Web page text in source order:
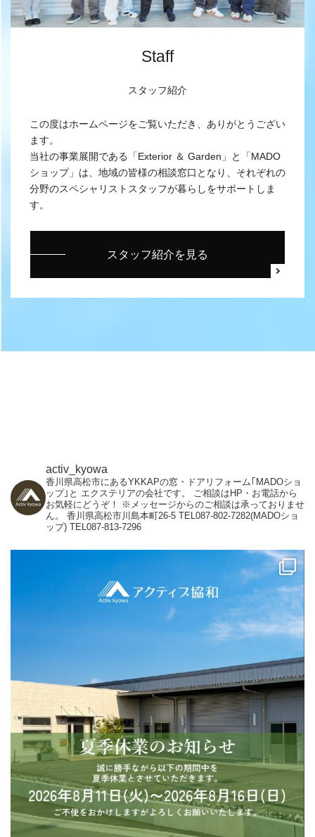
Staff
スタッフ紹介
この度はホームページをご覧いただき、ありがとうござい
ます。
当社の事業展開である「Exterior ＆ Garden」と「MADO
ショップ」は、地域の皆様の相談窓口となり、それぞれの
分野のスペシャリストスタッフが暮らしをサポートしま
す。
スタッフ紹介を見る
activ_kyowa
香川県高松市にあるYKKAPの窓・ドアリフォーム｢MADOショ
ップ｣と エクステリアの会社です。
ご相談はHP・お電話から
お気軽にどうぞ！
※メッセージからのご相談は承っておりませ
ん。
香川県高松市川島本町26-5 TEL087-802-7282(MADOショ
ップ) TEL087-813-7296